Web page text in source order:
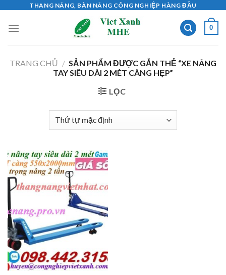
content
THANG NÂNG, BÀN NÂNG CÔNG NGHIỆP HÀNG ĐẦU
0
TRANG CHỦ / SẢN PHẨM ĐƯỢC GẮN THẺ “XE NÂNG
TAY SIÊU DÀI 2 MÉT CÀNG HẸP”
LỌC